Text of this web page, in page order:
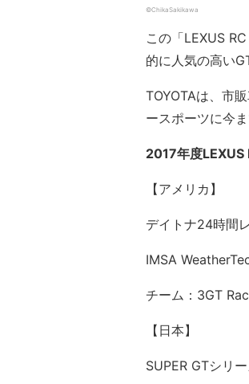
©ChikaSakikawa
この「LEXUS
的に人気の高い
TOYOTAは、市
ースポーツに今
2017年度LEXUS
【アメリカ】
デイトナ24時間
IMSA
チーム：3GT
【日本】
SUPER GTシ